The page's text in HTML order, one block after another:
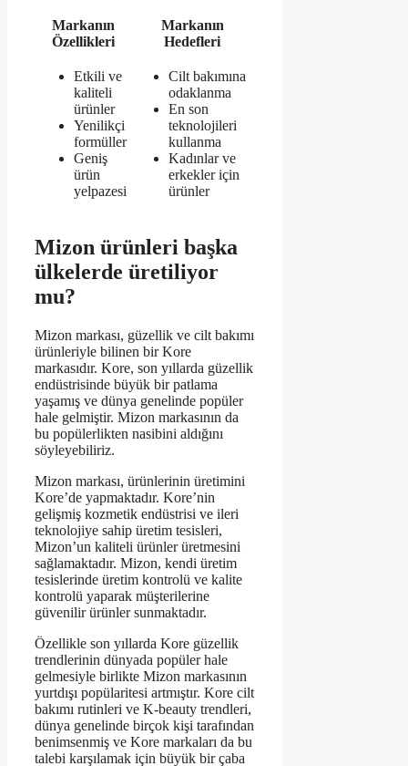
Markanın
Özellikleri
Markanın
Hedefleri
Etkili ve
kaliteli
ürünler
Yenilikçi
formüller
Geniş
ürün
yelpazesi
Cilt bakımına
odaklanma
En son
teknolojileri
kullanma
Kadınlar ve
erkekler için
ürünler
Mizon ürünleri başka
ülkelerde üretiliyor
mu?
Mizon markası, güzellik ve cilt bakımı
ürünleriyle bilinen bir Kore
markasıdır. Kore, son yıllarda güzellik
endüstrisinde büyük bir patlama
yaşamış ve dünya genelinde popüler
hale gelmiştir. Mizon markasının da
bu popülerlikten nasibini aldığını
söyleyebiliriz.
Mizon markası, ürünlerinin üretimini
Kore’de yapmaktadır. Kore’nin
gelişmiş kozmetik endüstrisi ve ileri
teknolojiye sahip üretim tesisleri,
Mizon’un kaliteli ürünler üretmesini
sağlamaktadır. Mizon, kendi üretim
tesislerinde üretim kontrolü ve kalite
kontrolü yaparak müşterilerine
güvenilir ürünler sunmaktadır.
Özellikle son yıllarda Kore güzellik
trendlerinin dünyada popüler hale
gelmesiyle birlikte Mizon markasının
yurtdışı popülaritesi artmıştır. Kore cilt
bakımı rutinleri ve K-beauty trendleri,
dünya genelinde birçok kişi tarafından
benimsenmiş ve Kore markaları da bu
talebi karşılamak için büyük bir çaba